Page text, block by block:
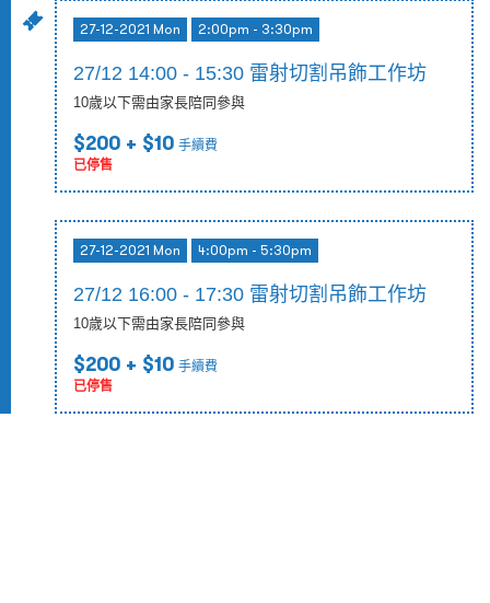
27-12-2021 Mon 2:00pm - 3:30pm
27/12 14:00 - 15:30 雷射切割吊飾工作坊
10歲以下需由家長陪同參與
$200 + $10 手續費
已停售
27-12-2021 Mon 4:00pm - 5:30pm
27/12 16:00 - 17:30 雷射切割吊飾工作坊
10歲以下需由家長陪同參與
$200 + $10 手續費
已停售